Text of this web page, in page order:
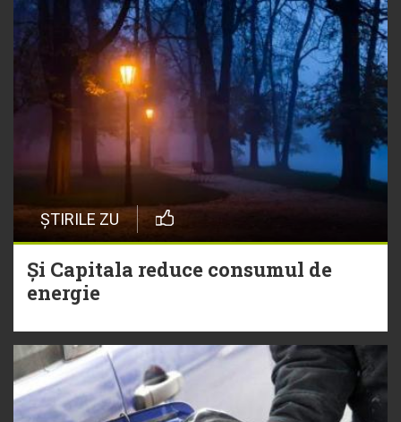
ȘTIRILE ZU
Și Capitala reduce consumul de
energie